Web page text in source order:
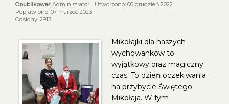
Administrator
Utworzono: 06 grudzień 2022
Poprawiono: 07 marzec 2023
Odsłony: 2913
Mikołajki dla naszych
wychowanków to
wyjątkowy oraz magiczny
czas. To dzień oczekiwania
na przybycie Świętego
Mikołaja. W tym